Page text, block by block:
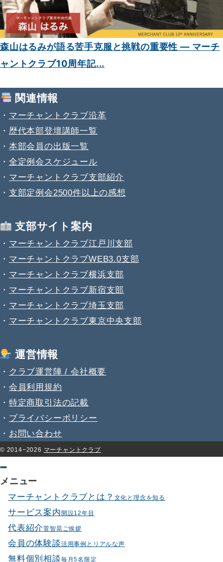
森山はるみが語る苦手克服と挑戦の重要性 — マーチ
ャントクラブ10周年記...
関連情報
・ マーチャントクラブ沿革
・ 歴代本部登壇講師一覧
・ 本部会員の出版一覧
・ 全定例会スケジュール
・ マーチャントクラブ支部紹介
・ 支部定例会2500件以上の感想
支部サイト案内
・ マーチャントクラブ江戸川支部
・ マーチャントクラブWEB3.0支部
・ マーチャントクラブ横浜支部
・ マーチャントクラブ新宿支部
・ マーチャントクラブ埼玉支部
・ マーチャントクラブ東京中央支部
運営情報
・ クラブ運営陣 / 会社概要
・ 会員利用規約
・ 特定商取引法の記載
・ プライバシーポリシー
・ お問い合わせ
© 2014−2026 マーチャントクラブ
メニュー
マーチャントクラブとは？ 文化と理念を知る
サービス案内開設12年目
代表紹介菅智晃ご挨拶
会員の体験談活用事例とリアルな声
無料個別相談毎月5名限定